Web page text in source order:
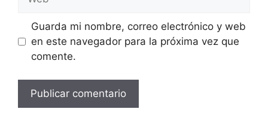
Guarda mi nombre, correo electrónico y web
en este navegador para la próxima vez que
comente.